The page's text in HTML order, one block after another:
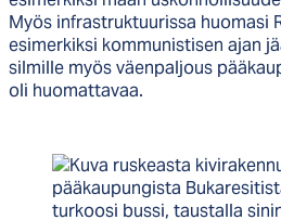
Myös infrastruktuurissa huomasi
esimerkiksi kommunistisen ajan
silmille myös väenpaljous
oli huomattavaa.